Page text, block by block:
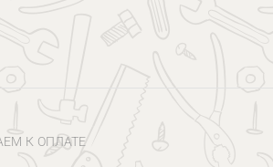
К ОПЛАТЕ